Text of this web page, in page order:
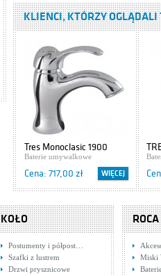
Cersanit IBIZA S504-009
Szafki podumywalkowe
Cena: 416,00 zł WIĘCEJ
KLIENCI, KTÓRZY
Tres Monoclasic 1900
5.42.103.02.03
Baterie umywalkowe
Cena: 717,00 zł WIĘCEJ
KOŁO
Postumenty i półpost…
Szafki z lustrem
Drzwi prysznicowe
ROCA
Miski